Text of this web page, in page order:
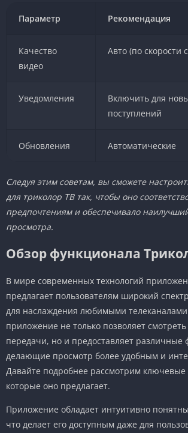
Параметр Рекомендация
Качество
видео
Авто (по скорости
Уведомления
Включить для
поступлений
Обновления Автоматические
Следуя этим советам, вы сможете
для триколор ТВ так, чтобы оно
предпочтениям и обеспечивало
просмотра.
Обзор функционала
В мире современных технологий
предлагает пользователям широкий
для наслаждения любимыми
приложение не только позволяет
передачи, но и предоставляет различные
делающие просмотр более удобным и
Давайте подробнее рассмотрим ключевые
которые оно предлагает.
Приложение обладает интуитивно
что делает его доступным даже для